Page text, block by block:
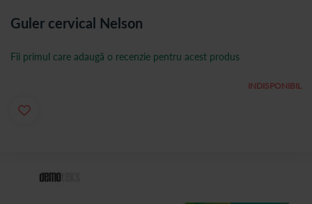
Guler cervical Nelson
INDISPONIBIL
Fii primul care adaugă o recenzie pentru acest produs